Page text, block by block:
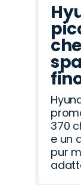
370
e un
pur